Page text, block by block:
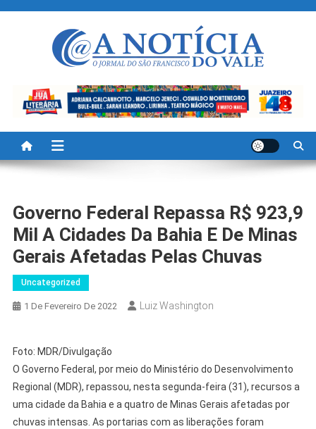
A Noticia Do Vale
Governo Federal Repassa R$ 923,9
Mil A Cidades Da Bahia E De Minas
Gerais Afetadas Pelas Chuvas
Uncategorized
1 De Fevereiro De 2022 Luiz Washington
Foto: MDR/Divulgação
O Governo Federal, por meio do Ministério do Desenvolvimento
Regional (MDR), repassou, nesta segunda-feira (31), recursos a
uma cidade da Bahia e a quatro de Minas Gerais afetadas por
chuvas intensas. As portarias com as liberações foram